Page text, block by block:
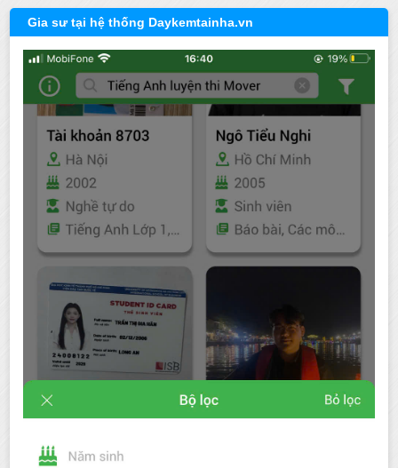
Gia sư tại hệ thống Daykemtainha.vn